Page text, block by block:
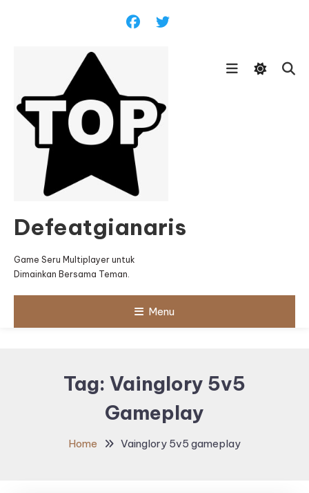
Defeatgianaris
Game Seru Multiplayer untuk
Dimainkan Bersama Teman.
Menu
Tag: Vainglory 5v5
Gameplay
Home Vainglory 5v5 gameplay